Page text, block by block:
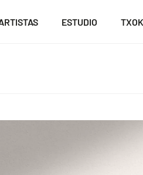
ESTUDIO